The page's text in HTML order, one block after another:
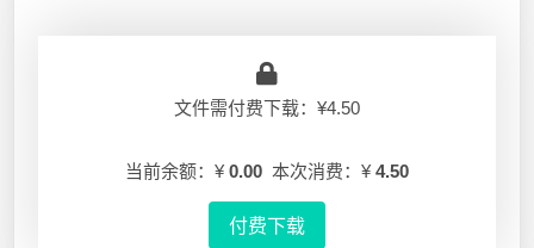
文件需付费下载：¥4.50
当前余额：¥ 0.00 本次消费：¥ 4.50
付费下载